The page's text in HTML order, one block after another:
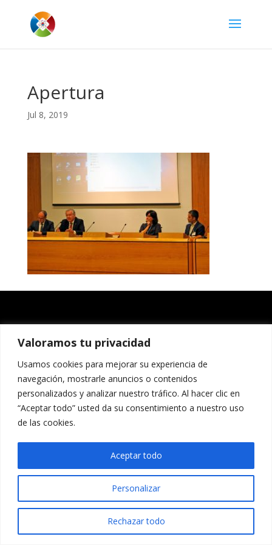
Valoramos tu privacidad
Usamos cookies para mejorar su experiencia de
navegación, mostrarle anuncios o contenidos
personalizados y analizar nuestro tráfico. Al hacer clic en
“Aceptar todo” usted da su consentimiento a nuestro uso
de las cookies.
Personalizar
Rechazar todo
Aceptar todo
Apertura
Jul 8, 2019